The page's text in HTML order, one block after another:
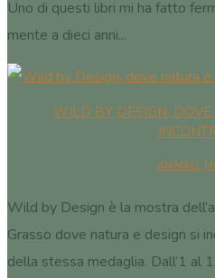
Uno di questi libri mi ha fatto
mente a dieci anni...
WILD BY DESIGN, DOVE
ANIMALI,
Wild by Design è la mostra
Grasso dove natura e design si
della stessa medaglia. Dall’1 al